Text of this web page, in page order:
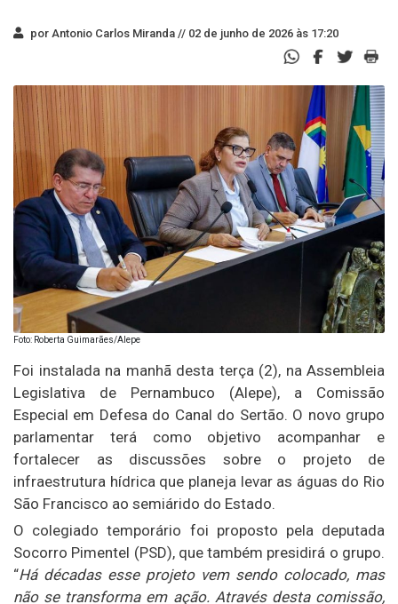
por Antonio Carlos Miranda // 02 de junho de 2026 às 17:20
Foto: Roberta Guimarães/Alepe
Foi instalada na manhã desta terça (2), na Assembleia
Legislativa de Pernambuco (Alepe), a Comissão
Especial em Defesa do Canal do Sertão. O novo grupo
parlamentar terá como objetivo acompanhar e
fortalecer as discussões sobre o projeto de
infraestrutura hídrica que planeja levar as águas do Rio
São Francisco ao semiárido do Estado.
O colegiado temporário foi proposto pela deputada
Socorro Pimentel (PSD), que também presidirá o grupo.
“Há décadas esse projeto vem sendo colocado, mas
não se transforma em ação. Através desta comissão,